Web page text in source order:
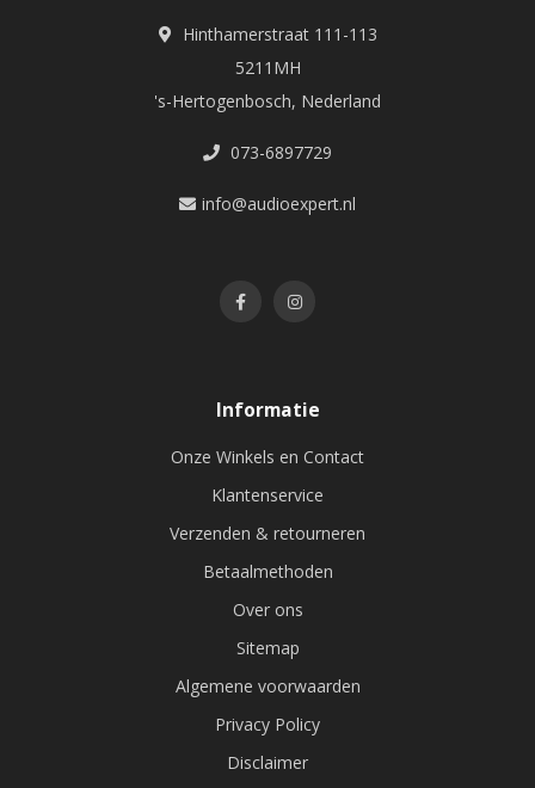
Hinthamerstraat 111-113
5211MH
's-Hertogenbosch, Nederland
073-6897729
info@audioexpert.nl
Informatie
Onze Winkels en Contact
Klantenservice
Verzenden & retourneren
Betaalmethoden
Over ons
Sitemap
Algemene voorwaarden
Privacy Policy
Disclaimer